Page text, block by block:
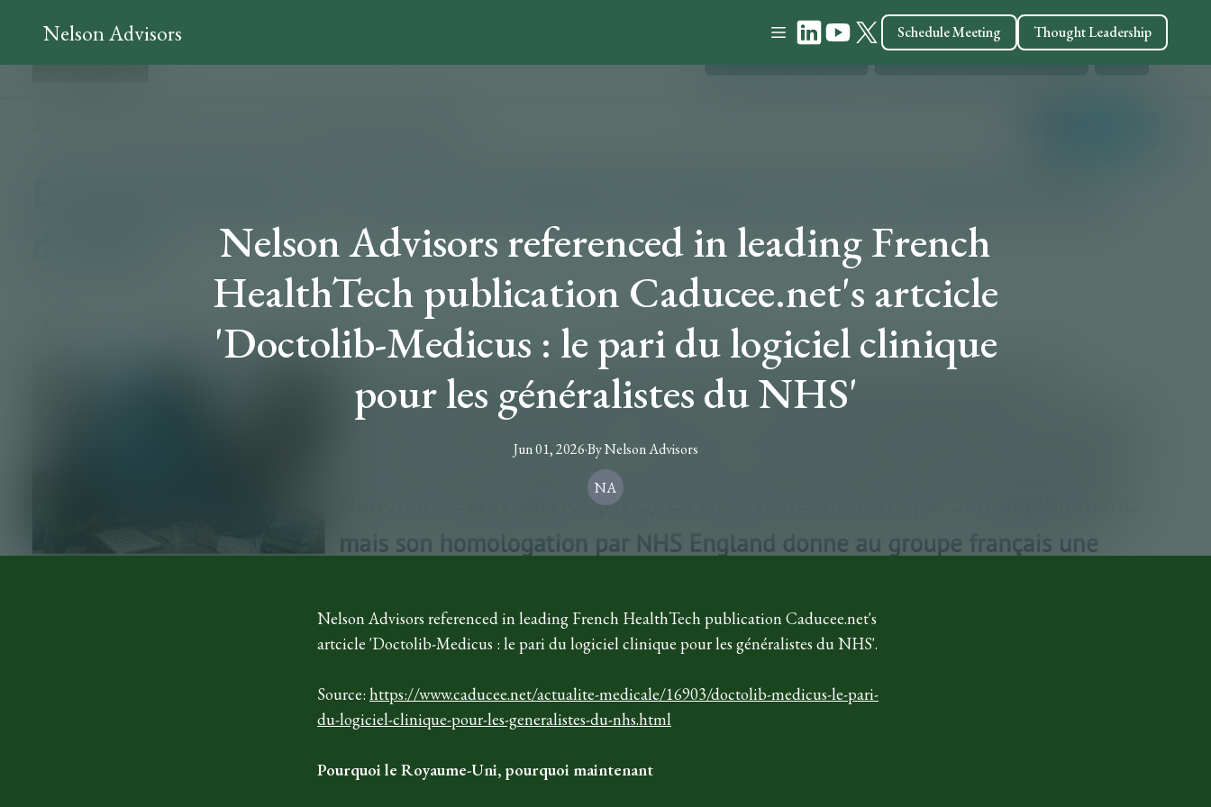
Nelson Advisors Schedule Meeting Thought Leadership
Nelson Advisors referenced in leading French
HealthTech publication Caducee.net's artcicle
'Doctolib-Medicus : le pari du logiciel clinique
pour les généralistes du NHS'
Jun 01, 2026·ByNelsonAdvisors
NA
Nelson Advisors referenced in leading French HealthTech publication Caducee.net's
artcicle 'Doctolib-Medicus : le pari du logiciel clinique pour les généralistes du NHS'.
Source: https://www.caducee.net/actualite-medicale/16903/doctolib-medicus-le-pari-
du-logiciel-clinique-pour-les-generalistes-du-nhs.html
Pourquoi le Royaume-Uni, pourquoi maintenant